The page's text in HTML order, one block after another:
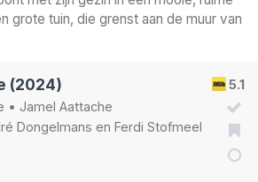
grote tuin, die grenst aan de muur van
5.1
(2024)
• Jamel Aattache
Dongelmans en Ferdi Stofmeel